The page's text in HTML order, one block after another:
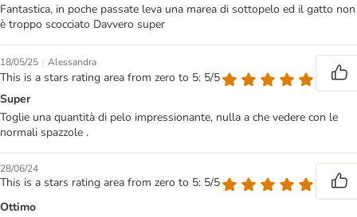
Fantastica, in poche passate leva una marea di sottopelo ed il gatto non
è troppo scocciato Davvero super
18/05/25 | Alessandra
This is a stars rating area from zero to 5: 5/5
Super
Toglie una quantità di pelo impressionante, nulla a che vedere con le
normali spazzole .
28/06/24
This is a stars rating area from zero to 5: 5/5
Ottimo